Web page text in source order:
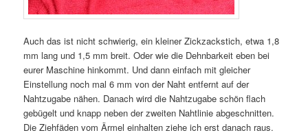
Auch das ist nicht schwierig, ein kleiner Zickzackstich, etwa 1,8
mm lang und 1,5 mm breit. Oder wie die Dehnbarkeit eben bei
eurer Maschine hinkommt. Und dann einfach mit gleicher
Einstellung noch mal 6 mm von der Naht entfernt auf der
Nahtzugabe nähen. Danach wird die Nahtzugabe schön flach
gebügelt und knapp neben der zweiten Nahtlinie abgeschnitten.
Die Ziehfäden vom Ärmel einhalten ziehe ich erst danach raus.